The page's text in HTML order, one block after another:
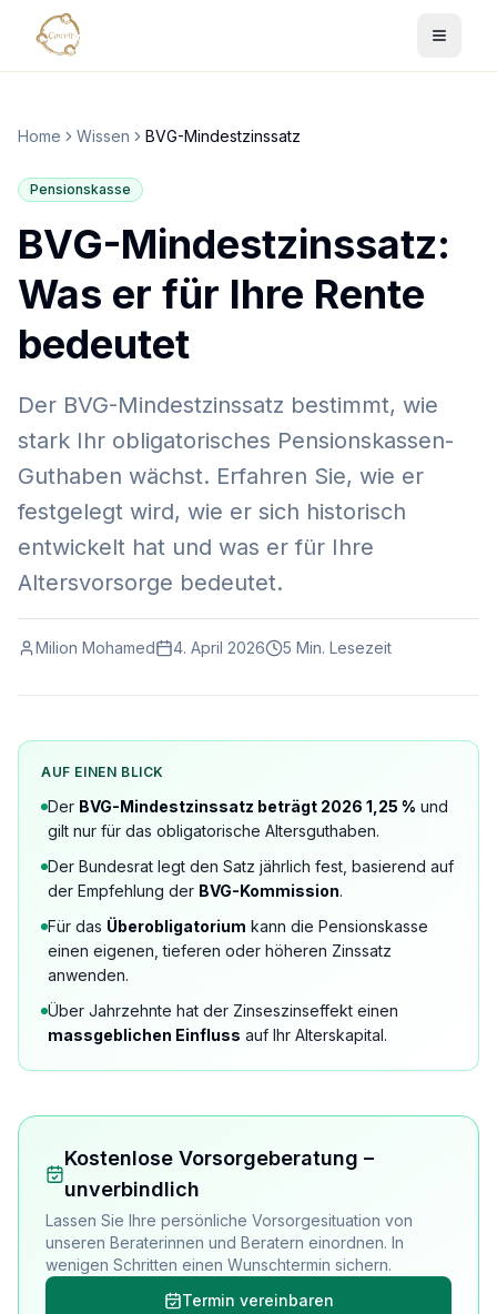
Home Wissen BVG-Mindestzinssatz
Pensionskasse
BVG-Mindestzinssatz:
Was er für Ihre Rente
bedeutet
Der BVG-Mindestzinssatz bestimmt, wie
stark Ihr obligatorisches Pensionskassen-
Guthaben wächst. Erfahren Sie, wie er
festgelegt wird, wie er sich historisch
entwickelt hat und was er für Ihre
Altersvorsorge bedeutet.
Milion Mohamed 4. April 2026 5 Min. Lesezeit
AUF EINEN BLICK
Der BVG-Mindestzinssatz beträgt 2026 1,25 % und
gilt nur für das obligatorische Altersguthaben.
Der Bundesrat legt den Satz jährlich fest, basierend auf
der Empfehlung der BVG-Kommission.
Für das Überobligatorium kann die Pensionskasse
einen eigenen, tieferen oder höheren Zinssatz
anwenden.
Über Jahrzehnte hat der Zinseszinseffekt einen
massgeblichen Einfluss auf Ihr Alterskapital.
Kostenlose Vorsorgeberatung –
unverbindlich
Lassen Sie Ihre persönliche Vorsorgesituation von
unseren Beraterinnen und Beratern einordnen. In
wenigen Schritten einen Wunschtermin sichern.
Termin vereinbaren